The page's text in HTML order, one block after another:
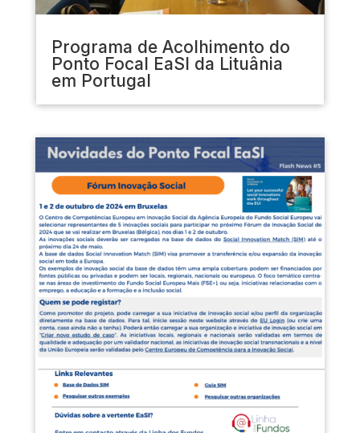
Programa de Acolhimento do
Ponto Focal EaSI da Lituânia
em Portugal